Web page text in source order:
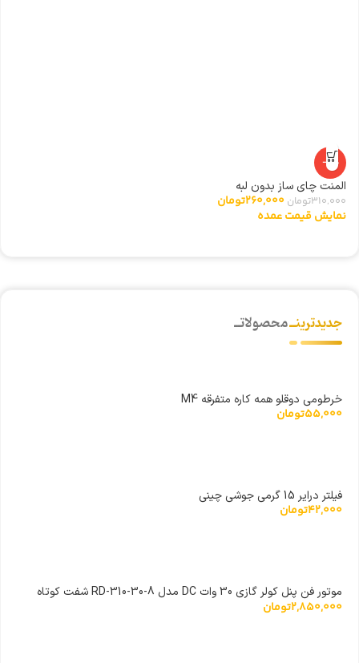
-16%
المنت چای ساز بدون لبه
310,000تومان 260,000تومان
نمایش قیمت عمده
جدیدترینــمحصولاتــ
خرطومی دوقلو همه کاره متفرقه M4
55,000تومان
فیلتر درایر 15 گرمی جوشی چینی
42,000تومان
موتور فن پنل کولر گازی 30 وات DC مدل RD-310-30-8 شفت کوتاه
کولر اسپلیت
2,850,000تومان